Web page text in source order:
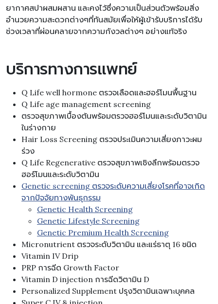
ยากาศสปาผสมผสาน และคงไว้ซึ่งความเป็นส่วนตัวพร้อมสิ่ง
อำนวยความสะดวกต่างๆที่ทันสมัยเพื่อให้ผู้เข้ารับบริการได้รับ
ช่วงเวลาที่ผ่อนคลายจากความกังวลต่างๆ อย่างแท้จริง
บริการทางการแพทย์
Q Life well hormone ตรวจเลือดและฮอร์โมนพื้นฐาน
Q Life age management screening
ตรวจสุขภาพเบื้องต้นพร้อมตรวจฮอร์โมนและระดับวิตามิน
ในร่างกาย
Hair Loss Screening ตรวจประเมินความเสี่ยงภาวะผม
ร่วง
Q Life Regenerative ตรวจสุขภาพเชิงลึกพร้อมตรวจ
ฮอร์โมนและระดับวิตามิน
Genetic screening ตรวจระดับความเสี่ยงโรคที่อาจเกิด
จากปัจจัยทางพันธุกรรม
Genetic Health Screening
Genetic Lifestyle Screening
Genetic Premium Health Screening
Micronutrient ตรวจระดับวิตามิน และแร่ธาตุ 16 ชนิด
Vitamin IV Drip
PRP การฉีด Growth Factor
Vitamin D injection การฉีดวิตามิน D
Personalized Supplement ปรุงวิตามินเฉพาะบุคคล